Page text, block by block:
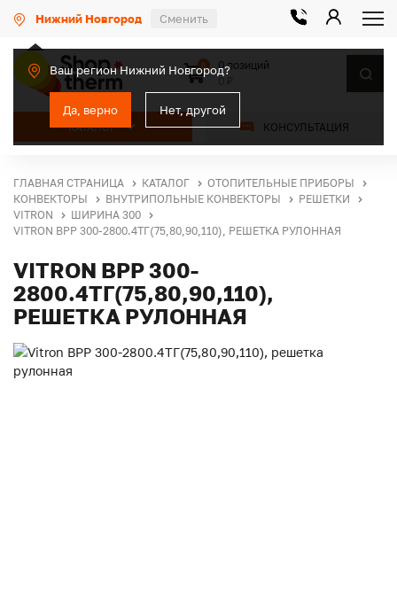
Нижний Новгород Сменить
Ваш регион Нижний Новгород?
Да, верно Нет, другой
КАТАЛОГ КОНСУЛЬТАЦИЯ
0
0 позиций
ГЛАВНАЯ СТРАНИЦА КАТАЛОГ
ОТОПИТЕЛЬНЫЕ ПРИБОРЫ
КОНВЕКТОРЫ
ВНУТРИПОЛЬНЫЕ КОНВЕКТОРЫ
РЕШЕТКИ
VITRON
ШИРИНА 300
VITRON ВРР 300-2800.4ТГ(75,80,90,110), РЕШЕТКА РУЛОННАЯ
VITRON ВРР 300-
2800.4ТГ(75,80,90,110),
РЕШЕТКА РУЛОННАЯ